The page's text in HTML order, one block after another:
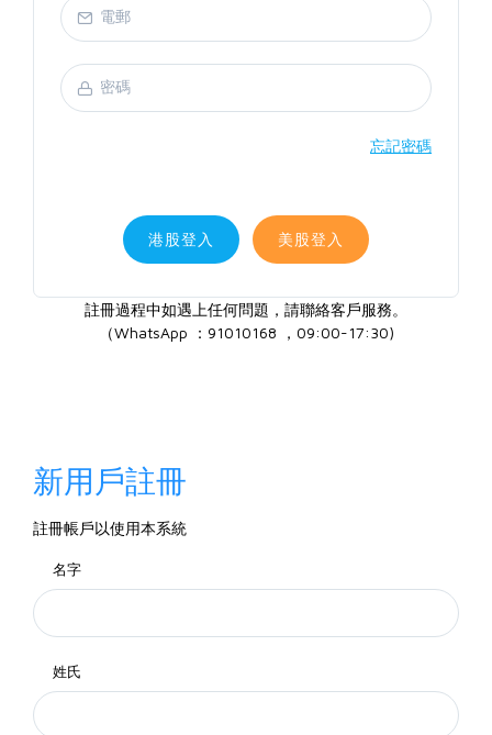
忘記密碼
港股登入 美股登入
註冊過程中如遇上任何問題，請聯絡客戶服務。
（WhatsApp ：91010168 ，09:00-17:30)
新用戶註冊
註冊帳戶以使用本系統
名字
姓氏